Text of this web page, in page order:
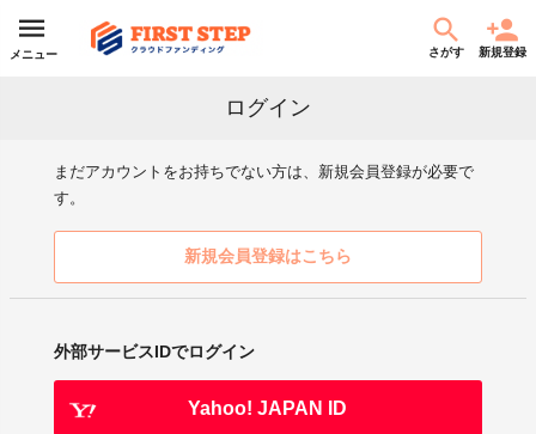
メニュー さがす 新規登録
ログイン
まだアカウントをお持ちでない方は、新規会員登録が必要で
す。
新規会員登録はこちら
外部サービスIDでログイン
Yahoo! JAPAN ID